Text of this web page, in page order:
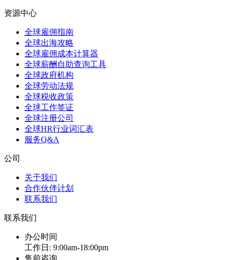
资源中心
全球雇佣指南
全球出海攻略
全球雇佣成本计算器
全球薪酬自助查询工具
全球政府机构
全球劳动法规
全球税收政策
全球工作签证
全球注册公司
全球HR行业词汇表
服务Q&A
公司
关于我们
合作伙伴计划
联系我们
联系我们
办公时间
工作日: 9:00am-18:00pm
售前咨询